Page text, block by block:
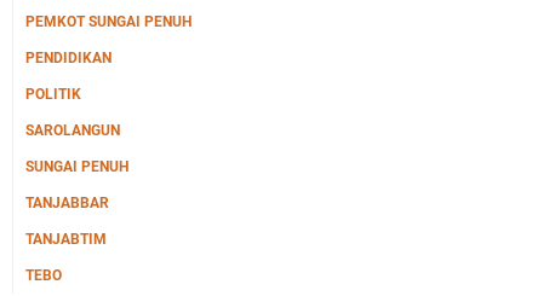
PEMKOT SUNGAI PENUH
PENDIDIKAN
POLITIK
SAROLANGUN
SUNGAI PENUH
TANJABBAR
TANJABTIM
TEBO